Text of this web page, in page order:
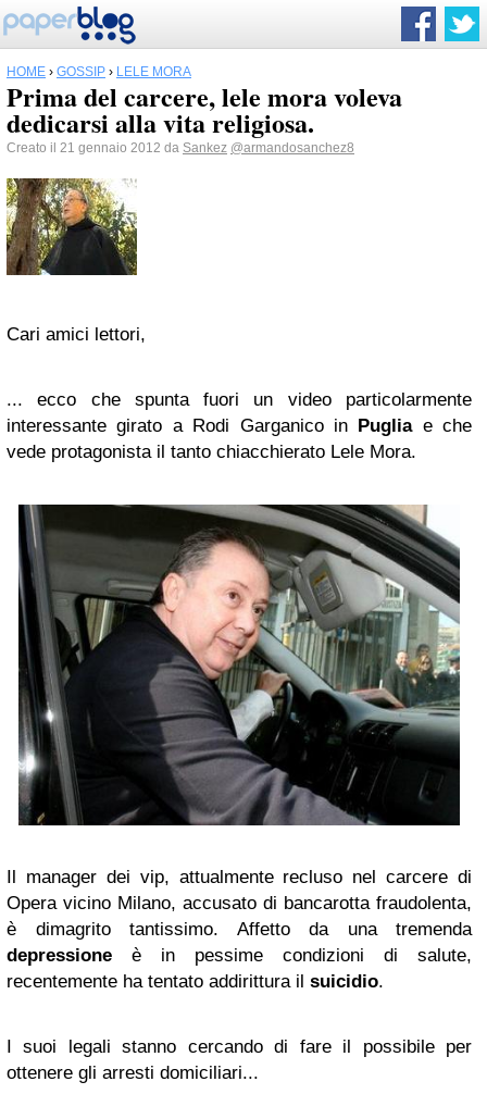
HOME › GOSSIP › LELE MORA
Prima del carcere, lele mora voleva
dedicarsi alla vita religiosa.
Creato il 21 gennaio 2012 da Sankez @armandosanchez8
Cari amici lettori,
... ecco che spunta fuori un video particolarmente
interessante girato a Rodi Garganico in Pugliae che
vede protagonista il tanto chiacchierato Lele Mora.
Il manager dei vip, attualmente recluso nel carcere di
Opera vicino Milano, accusato di bancarotta fraudolenta,
è dimagrito tantissimo. Affetto da una tremenda
depressione è in pessime condizioni di salute,
recentemente ha tentato addirittura il suicidio.
I suoi legali stanno cercando di fare il possibile per
ottenere gli arresti domiciliari...